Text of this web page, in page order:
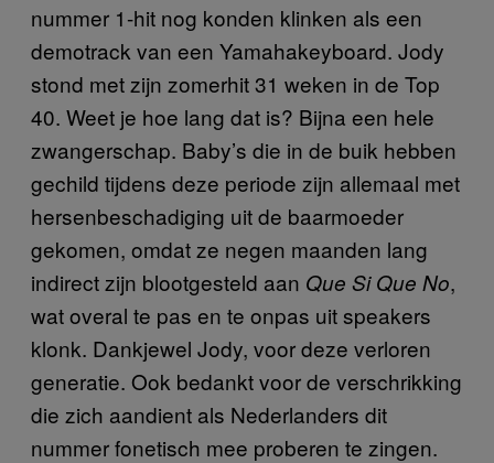
nummer 1-hit nog konden klinken als een
demotrack van een Yamahakeyboard. Jody
stond met zijn zomerhit 31 weken in de Top
40. Weet je hoe lang dat is? Bijna een hele
zwangerschap. Baby’s die in de buik hebben
gechild tijdens deze periode zijn allemaal met
hersenbeschadiging uit de baarmoeder
gekomen, omdat ze negen maanden lang
indirect zijn blootgesteld aan Que Si Que No,
wat overal te pas en te onpas uit speakers
klonk. Dankjewel Jody, voor deze verloren
generatie. Ook bedankt voor de verschrikking
die zich aandient als Nederlanders dit
nummer fonetisch mee proberen te zingen.